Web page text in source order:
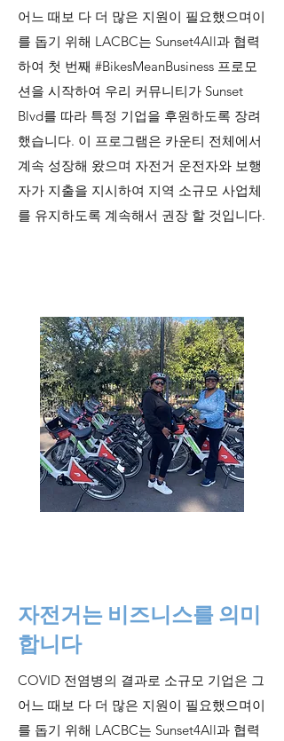
어느 때보 다 더 많은 지원이 필요했으며이
를 돕기 위해 LACBC는 Sunset4All과 협력
하여 첫 번째 #BikesMeanBusiness 프로모
션을 시작하여 우리 커뮤니티가 Sunset
Blvd를 따라 특정 기업을 후원하도록 장려
했습니다. 이 프로그램은 카운티 전체에서
계속 성장해 왔으며 자전거 운전자와 보행
자가 지출을 지시하여 지역 소규모 사업체
를 유지하도록 계속해서 권장 할 것입니다.
자전거는 비즈니스를 의미
합니다
COVID 전염병의 결과로 소규모 기업은 그
어느 때보 다 더 많은 지원이 필요했으며이
를 돕기 위해 LACBC는 Sunset4All과 협력